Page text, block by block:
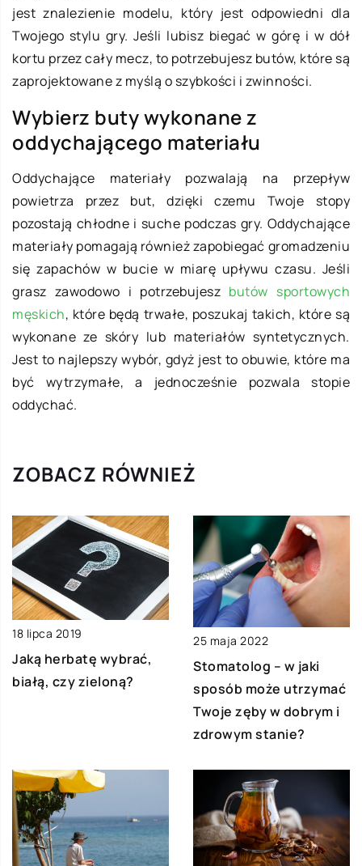
jest znalezienie modelu, który jest odpowiedni dla
Twojego stylu gry. Jeśli lubisz biegać w górę i w dół
kortu przez cały mecz, to potrzebujesz butów, które są
zaprojektowane z myślą o szybkości i zwinności.
Wybierz buty wykonane z
oddychającego materiału
Oddychające materiały pozwalają na przepływ
powietrza przez but, dzięki czemu Twoje stopy
pozostają chłodne i suche podczas gry. Oddychające
materiały pomagają również zapobiegać gromadzeniu
się zapachów w bucie w miarę upływu czasu. Jeśli
grasz zawodowo i potrzebujesz butów sportowych
męskich, które będą trwałe, poszukaj takich, które są
wykonane ze skóry lub materiałów syntetycznych.
Jest to najlepszy wybór, gdyż jest to obuwie, które ma
być wytrzymałe, a jednocześnie pozwala stopie
oddychać.
ZOBACZ RÓWNIEŻ
18 lipca 2019
Jaką herbatę wybrać,
białą, czy zieloną?
25 maja 2022
Stomatolog – w jaki
sposób może utrzymać
Twoje zęby w dobrym i
zdrowym stanie?